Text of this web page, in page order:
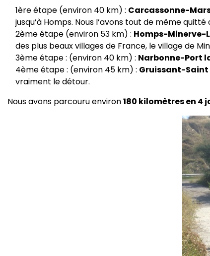
1ère étape (environ 40 km) : Carcassonne-
jusqu’à Homps. Nous l’avons tout de même
2ème étape (environ 53 km) : Homps-Minerve-
des plus beaux villages de France, le village de
3ème étape : (environ 40 km) : Narbonne-Port
4ème étape : (environ 45 km) : Gruissant-Saint
vraiment le détour.
Nous avons parcouru environ180 kilomètres en 4